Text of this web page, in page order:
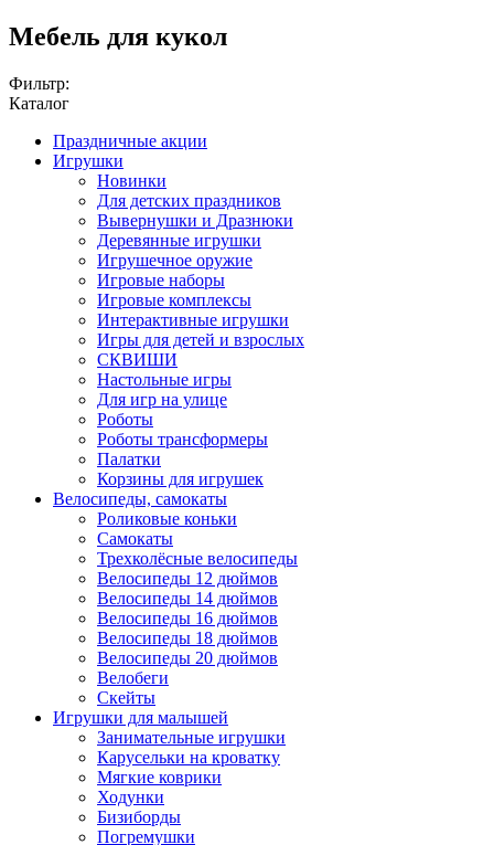
Мебель для кукол
Фильтр:
Каталог
Праздничные акции
Игрушки
Новинки
Для детских праздников
Вывернушки и Дразнюки
Деревянные игрушки
Игрушечное оружие
Игровые наборы
Игровые комплексы
Интерактивные игрушки
Игры для детей и взрослых
СКВИШИ
Настольные игры
Для игр на улице
Роботы
Роботы трансформеры
Палатки
Корзины для игрушек
Велосипеды, самокаты
Роликовые коньки
Самокаты
Трехколёсные велосипеды
Велосипеды 12 дюймов
Велосипеды 14 дюймов
Велосипеды 16 дюймов
Велосипеды 18 дюймов
Велосипеды 20 дюймов
Велобеги
Скейты
Игрушки для малышей
Занимательные игрушки
Карусельки на кроватку
Мягкие коврики
Ходунки
Бизиборды
Погремушки